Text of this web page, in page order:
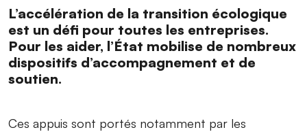
L’accélération de la transition écologique
est un défi pour toutes les entreprises.
Pour les aider, l’État mobilise de nombreux
dispositifs d’accompagnement et de
soutien.
Ces appuis sont portés notamment par les